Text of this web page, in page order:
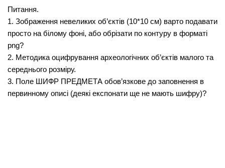
Питання.
1. Зображення невеликих об’єктів (10*10 см) варто подавати
просто на білому фоні, або обрізати по контуру в форматі
png?
2. Методика оцифрування археологічних об’єктів малого та
середнього розміру.
3. Поле ШИФР ПРЕДМЕТА обов’язкове до заповнення в
первинному описі (деякі експонати ще не мають шифру)?